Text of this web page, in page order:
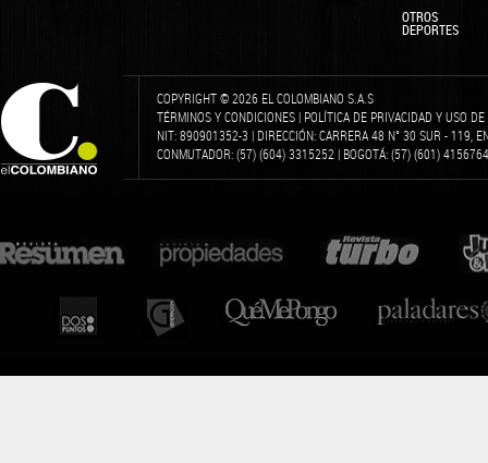
OTROS
DEPORTES
COPYRIGHT © 2026 EL COLOMBIANO S.A.S
TÉRMINOS Y CONDICIONES | POLÍTICA DE PRIVACIDAD Y USO
NIT: 890901352-3 | DIRECCIÓN: CARRERA 48 N° 30 SUR - 119,
CONMUTADOR: (57) (604) 3315252 | BOGOTÁ: (57) (601)